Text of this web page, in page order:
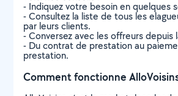
- Indiquez votre besoin en quelques
- Consultez la liste de tous les
par leurs clients.
- Conversez avec les offreurs
- Du contrat de prestation au
prestation.
Comment fonctionne